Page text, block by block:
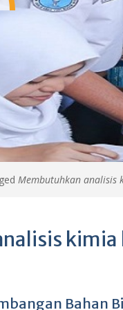
Membutuhkan
Bahan